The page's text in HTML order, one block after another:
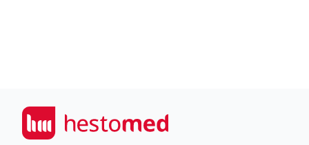
Seiwert GmbH